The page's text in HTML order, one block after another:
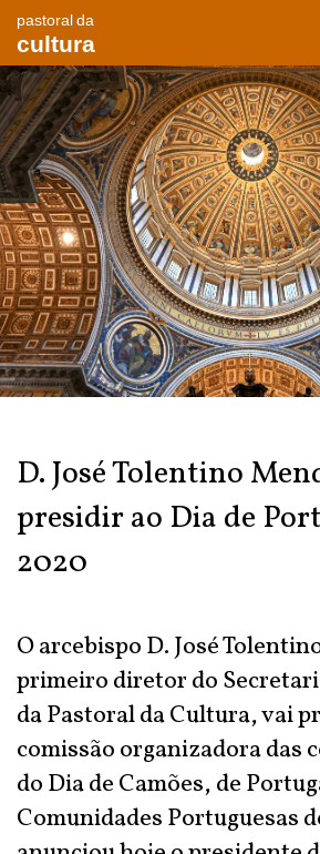
pastoral da
cultura
D. José Tolentino
presidir ao Dia de
2020
O arcebispo D. José
primeiro diretor do
da Pastoral da Cultura, vai
comissão organizadora das
do Dia de Camões, de
Comunidades Portuguesas